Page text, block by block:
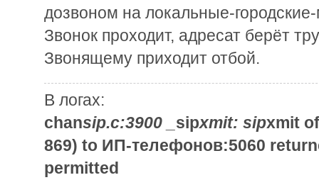
дозвоном на локальные-
Звонок проходит, адресат берёт
Звонящему приходит отбой.
В логах:
chansip.c:3900 _ sipxmit: sipxmit
869) to ИП-телефонов:5060
permitted